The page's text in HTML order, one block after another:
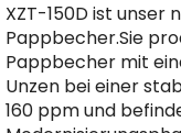
XZT-150D ist unser
Pappbecher.Sie
Pappbecher mit
Unzen bei einer
160 ppm und